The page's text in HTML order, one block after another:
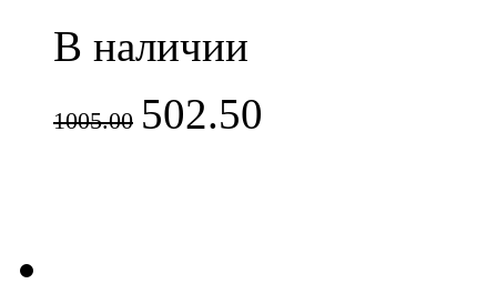
В наличии
1005.00 502.50